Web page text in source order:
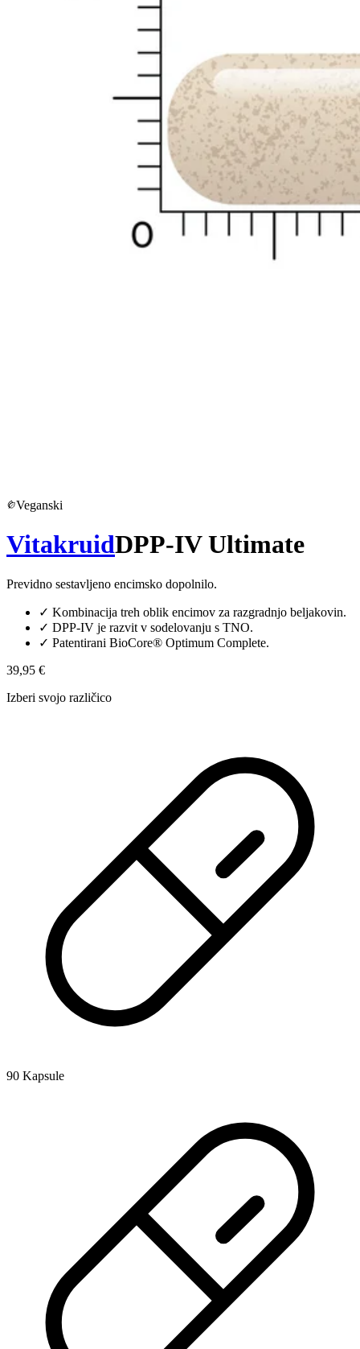
Veganski
VitakruidDPP-IV Ultimate
Previdno sestavljeno encimsko dopolnilo.
✓ Kombinacija treh oblik encimov za razgradnjo beljakovin.
✓ DPP-IV je razvit v sodelovanju s TNO.
✓ Patentirani BioCore® Optimum Complete.
39,95 €
Izberi svojo različico
90 Kapsule